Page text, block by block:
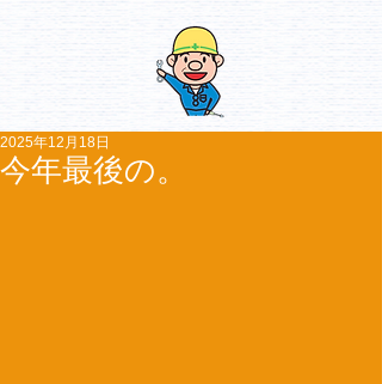
今年最後の。
2025年12月18日